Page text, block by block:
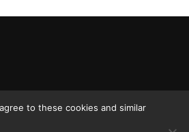
to these cookies and similar